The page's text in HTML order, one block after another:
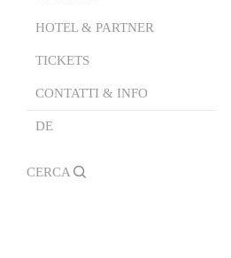
Palio del Burgraviato
Classifiche Stagione
Guarda i video delle corse
La Storia
HOTEL & PARTNER
Hotel Partner
Ristoranti Partner
TICKETS
CONTATTI & INFO
Contatti & Info
DE